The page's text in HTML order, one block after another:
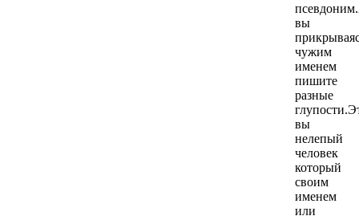
вы
чужим
именем
пишите
разные
вы
нелепый
человек
который
своим
именем
или